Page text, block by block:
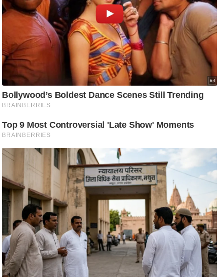
वि
श्ले
ण
स
म
सा
म
यि
क
मा
तृ
भू
स्तं
भ
ए
म
आ
र